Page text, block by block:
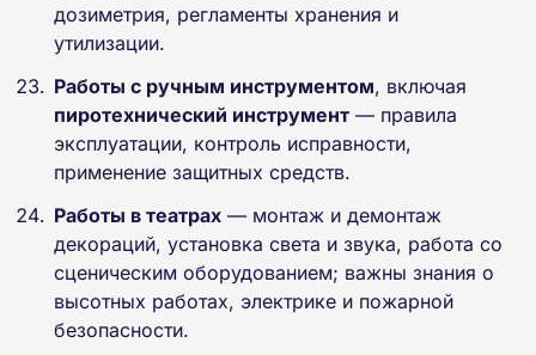
дозиметрия, регламенты хранения и
утилизации.
Работы с ручным инструментом, включая
пиротехнический инструмент — правила
эксплуатации, контроль исправности,
применение защитных средств.
Работы в театрах — монтаж и демонтаж
декораций, установка света и звука, работа со
сценическим оборудованием; важны знания о
высотных работах, электрике и пожарной
безопасности.